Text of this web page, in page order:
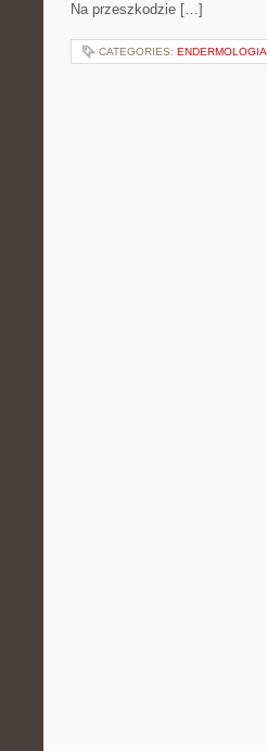
Na przeszkodzie […]
CATEGORIES: ENDERMOLOGIA